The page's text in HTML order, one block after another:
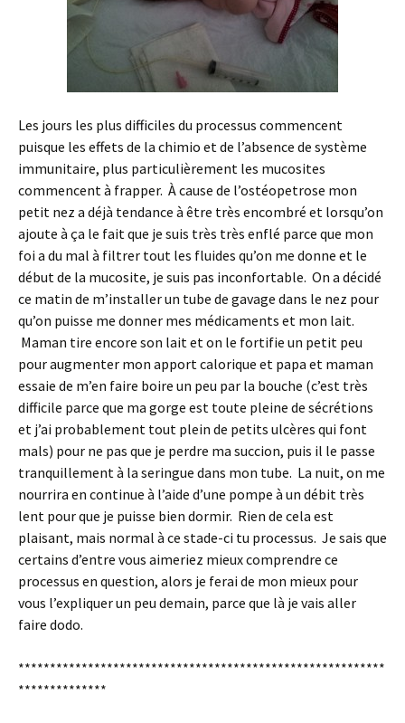
Les jours les plus difficiles du processus commencent
puisque les effets de la chimio et de l’absence de système
immunitaire, plus particulièrement les mucosites
commencent à frapper. À cause de l’ostéopetrose mon
petit nez a déjà tendance à être très encombré et lorsqu’on
ajoute à ça le fait que je suis très très enflé parce que mon
foi a du mal à filtrer tout les fluides qu’on me donne et le
début de la mucosite, je suis pas inconfortable. On a décidé
ce matin de m’installer un tube de gavage dans le nez pour
qu’on puisse me donner mes médicaments et mon lait.
Maman tire encore son lait et on le fortifie un petit peu
pour augmenter mon apport calorique et papa et maman
essaie de m’en faire boire un peu par la bouche (c’est très
difficile parce que ma gorge est toute pleine de sécrétions
et j’ai probablement tout plein de petits ulcères qui font
mals) pour ne pas que je perdre ma succion, puis il le passe
tranquillement à la seringue dans mon tube. La nuit, on me
nourrira en continue à l’aide d’une pompe à un débit très
lent pour que je puisse bien dormir. Rien de cela est
plaisant, mais normal à ce stade-ci tu processus. Je sais que
certains d’entre vous aimeriez mieux comprendre ce
processus en question, alors je ferai de mon mieux pour
vous l’expliquer un peu demain, parce que là je vais aller
faire dodo.
**********************************************************
**************